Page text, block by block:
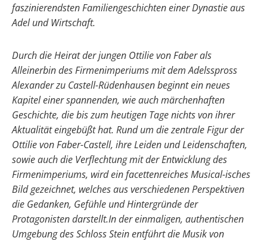
faszinierendsten Familiengeschichten einer Dynastie aus
Adel und Wirtschaft.
Durch die Heirat der jungen Ottilie von Faber als
Alleinerbin des Firmenimperiums mit dem Adelsspross
Alexander zu Castell-Rüdenhausen beginnt ein neues
Kapitel einer spannenden, wie auch märchenhaften
Geschichte, die bis zum heutigen Tage nichts von ihrer
Aktualität eingebüßt hat. Rund um die zentrale Figur der
Ottilie von Faber-Castell, ihre Leiden und Leidenschaften,
sowie auch die Verflechtung mit der Entwicklung des
Firmenimperiums, wird ein facettenreiches Musical-isches
Bild gezeichnet, welches aus verschiedenen Perspektiven
die Gedanken, Gefühle und Hintergründe der
Protagonisten darstellt.In der einmaligen, authentischen
Umgebung des Schloss Stein entführt die Musik von